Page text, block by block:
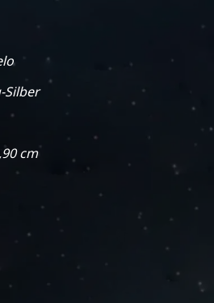
Silber
cm